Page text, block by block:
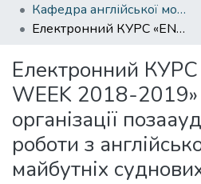
Кафедра англійської мови в судновій енергетиці
Електронний КУРС «ENGLISH WEEK 2018-2019» для організації позааудиторної роботи з англійської мови майбутніх суднових механіків
Електронний КУРС
WEEK 2018-
організації
роботи з
майбутніх